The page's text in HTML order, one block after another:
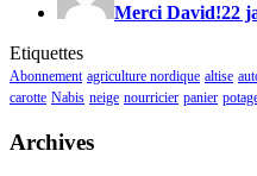
Merci David!22
Etiquettes
Abonnement agriculture nordique altise
carotte Nabis neige nourricier panier
Archives